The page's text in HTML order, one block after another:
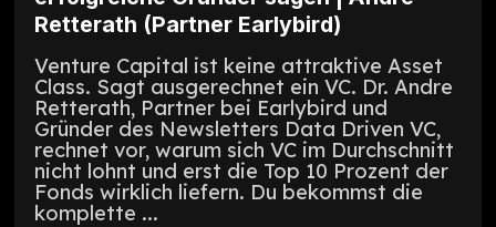
Retterath (Partner Earlybird)
Venture Capital ist keine attraktive Asset
Class. Sagt ausgerechnet ein VC. Dr. Andre
Retterath, Partner bei Earlybird und
Gründer des Newsletters Data Driven VC,
rechnet vor, warum sich VC im Durchschnitt
nicht lohnt und erst die Top 10 Prozent der
Fonds wirklich liefern. Du bekommst die
komplette ...